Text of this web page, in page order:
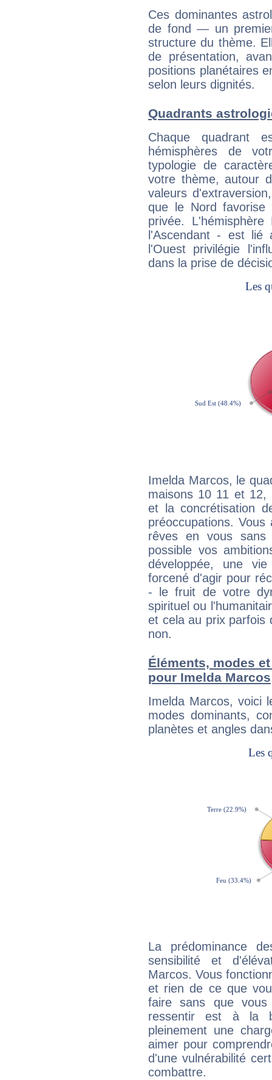
Ces dominantes
de fond — un
structure du thème.
de présentation,
positions planétaires
selon leurs dignités.
Quadrants
Chaque quadrant
hémisphères de
typologie de
votre thème, autour
valeurs
que le Nord favorise
privée.
l'Ascendant - est
l'Ouest privilégie
dans la prise de
Imelda Marcos, le
maisons 10 11 et 12,
et la concrétisation
préoccupations.
rêves en vous sans
possible vos
développée, une
forcené d'agir pour
- le fruit de votre
spirituel ou
et cela au prix parfois
non.
Éléments, modes
pour Imelda Marcos
Imelda Marcos, voici
modes dominants,
planètes et angles
La prédominance
sensibilité et
Marcos. Vous
et rien de ce que
faire sans que
ressentir est à la
pleinement une
aimer pour
d'une vulnérabilité
combattre.